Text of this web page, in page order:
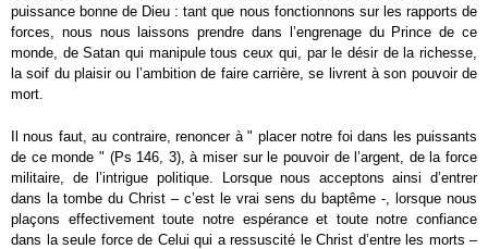
puissance bonne de Dieu : tant que nous fonctionnons sur les rapports de
forces, nous nous laissons prendre dans l’engrenage du Prince de ce
monde, de Satan qui manipule tous ceux qui, par le désir de la richesse,
la soif du plaisir ou l’ambition de faire carrière, se livrent à son pouvoir de
mort.
Il nous faut, au contraire, renoncer à " placer notre foi dans les puissants
de ce monde " (Ps 146, 3), à miser sur le pouvoir de l’argent, de la force
militaire, de l’intrigue politique. Lorsque nous acceptons ainsi d’entrer
dans la tombe du Christ – c’est le vrai sens du baptême -, lorsque nous
plaçons effectivement toute notre espérance et toute notre confiance
dans la seule force de Celui qui a ressuscité le Christ d’entre les morts –